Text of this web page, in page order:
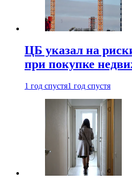
ЦБ указал на
при покупке
1 год спустя1 год спустя